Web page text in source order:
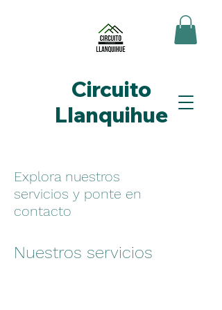
Circuito
Llanquihue
Explora nuestros
servicios y ponte en
contacto
Nuestros servicios